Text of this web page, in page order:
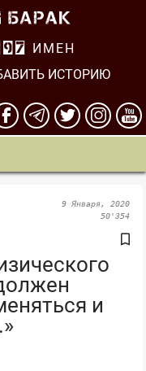
ИМЕН
ИСТОРИЮ
9 Января, 2020
50'354
и